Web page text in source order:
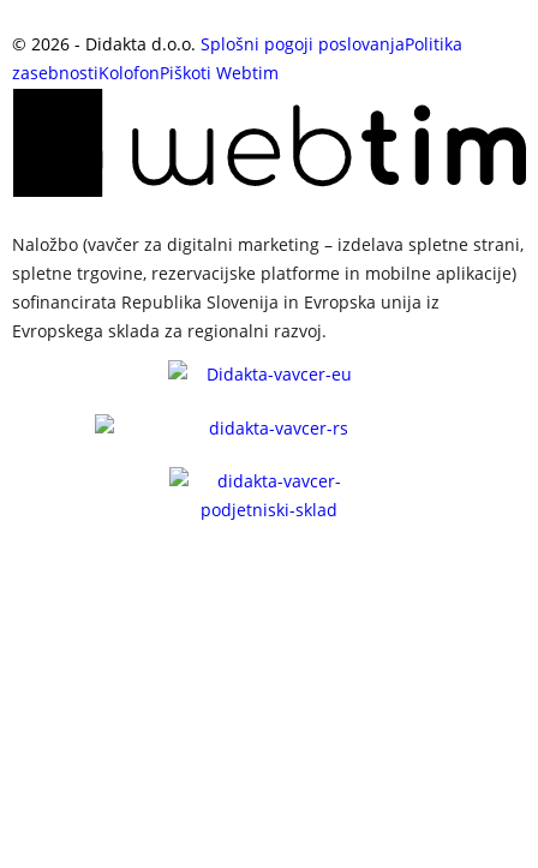
© 2026 - Didakta d.o.o. Splošni pogoji poslovanjaPolitika
zasebnostiKolofonPiškoti Webtim
Naložbo (vavčer za digitalni marketing – izdelava spletne strani,
spletne trgovine, rezervacijske platforme in mobilne aplikacije)
sofinancirata Republika Slovenija in Evropska unija iz
Evropskega sklada za regionalni razvoj.